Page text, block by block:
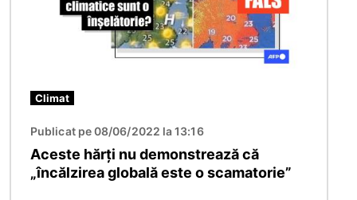
Climat
Publicat pe 08/06/2022 la 13:16
Aceste hărți nu demonstrează că
„încălzirea globală este o scamatorie”